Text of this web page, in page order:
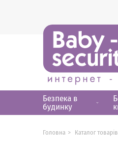
Безпека в
будинку
Головна Каталог товарів